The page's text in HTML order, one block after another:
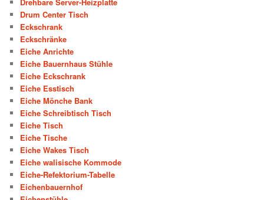
Drum Center Tisch
Eckschrank
Eckschränke
Eiche Anrichte
Eiche Bauernhaus Stühle
Eiche Eckschrank
Eiche Esstisch
Eiche Mönche Bank
Eiche Schreibtisch Tisch
Eiche Tisch
Eiche Tische
Eiche Wakes Tisch
Eiche walisische Kommode
Eiche-Refektorium-Tabelle
Eichenbauernhof